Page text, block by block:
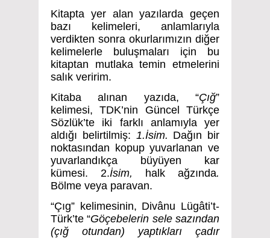
Kitapta yer alan yazılarda geçen
bazı kelimeleri, anlamlarıyla
verdikten sonra okurlarımızın diğer
kelimelerle buluşmaları için bu
kitaptan mutlaka temin etmelerini
salık veririm.
Kitaba alınan yazıda, “Çığ”
kelimesi, TDK’nin Güncel Türkçe
Sözlük’te iki farklı anlamıyla yer
aldığı belirtilmiş: 1.İsim. Dağın bir
noktasından kopup yuvarlanan ve
yuvarlandıkça büyüyen kar
kümesi. 2.İsim, halk ağzında.
Bölme veya paravan.
“Çıg” kelimesinin, Divânu Lügâti’t-
Türk’te “Göçebelerin sele sazından
(çığ otundan) yaptıkları çadır